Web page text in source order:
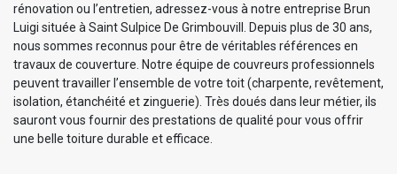
rénovation ou l’entretien, adressez-vous à notre entreprise Brun
Luigi située à Saint Sulpice De Grimbouvill. Depuis plus de 30 ans,
nous sommes reconnus pour être de véritables références en
travaux de couverture. Notre équipe de couvreurs professionnels
peuvent travailler l’ensemble de votre toit (charpente, revêtement,
isolation, étanchéité et zinguerie). Très doués dans leur métier, ils
sauront vous fournir des prestations de qualité pour vous offrir
une belle toiture durable et efficace.